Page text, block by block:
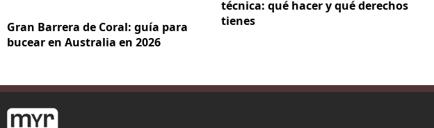
Gran Barrera de Coral: guía para
bucear en Australia en 2026
técnica: qué hacer y qué derechos
tienes